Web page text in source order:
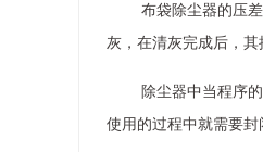
布袋除尘器的压
灰，在清灰完成后，其
除尘器中当程序
使用的过程中就需要封